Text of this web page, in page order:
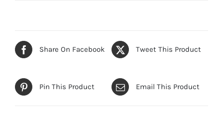
Share On Facebook Tweet This Product
Pin This Product Email This Product